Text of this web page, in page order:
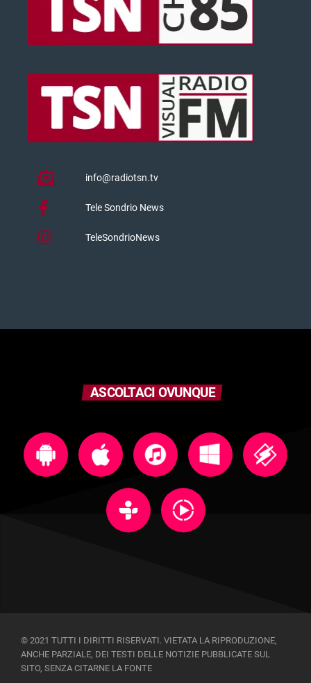
info@radiotsn.tv
Tele Sondrio News
TeleSondrioNews
ASCOLTACI OVUNQUE
© 2021 TUTTI I DIRITTI RISERVATI. VIETATA LA RIPRODUZIONE,
ANCHE PARZIALE, DEI TESTI DELLE NOTIZIE PUBBLICATE SUL
SITO, SENZA CITARNE LA FONTE